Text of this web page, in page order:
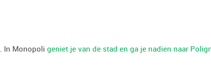
. In Monopoli geniet je van de stad en ga je nadien naar